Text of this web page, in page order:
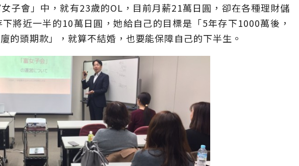
子會」中，就有23歲的OL，目前月薪21萬日圓，卻在各種理財儲
將近一半的10萬日圓，她給自己的目標是「5年存下1000萬後，
的頭期款」，就算不結婚，也要能保障自己的下半生。